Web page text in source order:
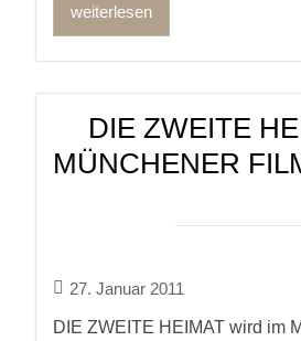
weiterlesen
DIE ZWEITE
MÜNCHENER
27. Januar 2011
DIE ZWEITE HEIMAT wird im